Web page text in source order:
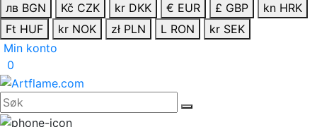
лв BGN
Kč CZK kr DKK € EUR £ GBP
kn HRK
Ft HUF
kr NOK zł PLN L RON
kr SEK
Min konto
0